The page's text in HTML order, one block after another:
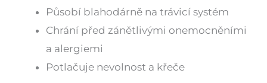
Působí blahodárně na trávicí systém
Chrání před zánětlivými onemocněními
a alergiemi
Potlačuje nevolnost a křeče